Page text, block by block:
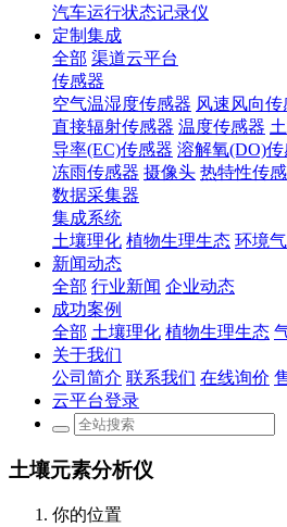
汽车运行状态记录仪
定制集成
全部 渠道云平台
传感器
空气温湿度传感器 风速风向传
直接辐射传感器 温度传感器
导率(EC)传感器 溶解氧(DO)传
冻雨传感器 摄像头 热特性传
数据采集器
集成系统
土壤理化 植物生理生态 环境
新闻动态
全部 行业新闻 企业动态
成功案例
全部 土壤理化 植物生理生态
关于我们
公司简介 联系我们 在线询价
云平台登录
土壤元素分析仪
你的位置